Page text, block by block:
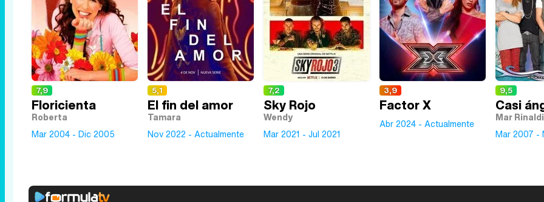
7,9
Floricienta
Roberta
Mar 2004 - Dic 2005
5,1
El fin del amor
Tamara
Nov 2022 - Actualmente
7,2
Sky Rojo
Wendy
Mar 2021 - Jul 2021
3,9
Factor X
Abr 2024 - Actualmente
9,5
Casi
Mar Rinaldi
Mar 2007 -